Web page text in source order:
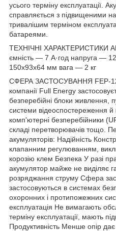
усього терміну експлуатації.
справляється з підвищеними
тривалішим терміном
батареями.
ТЕХНІЧНІ ХАРАКТЕРИСТИКИ
ємність — 7 A·год напруга —
150х93х64 мм вага — 2 кг
СФЕРА ЗАСТОСУВАННЯ FEP-
компанії Full Energy
безперебійні блоки живлення,
системи відеоспостереження й
комп'ютерні безперебійники
складі перетворювачів тощо.
акумуляторів: Надійність
клапанним регулюванням,
корозію клем Безпека У разі
акумулятор майже не виділяє
розряджання струму Сфера
застосовуються в системах
охоронних і протипожежних
експлуатація Не вимагають
терміну експлуатації, мають
Продуктивність Менше опір